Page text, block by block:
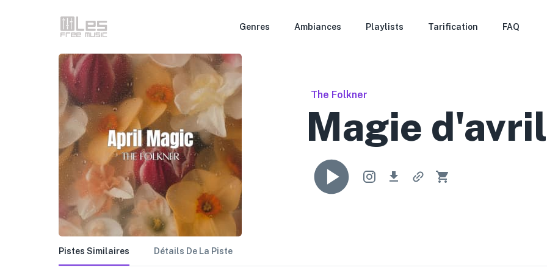
Genres Ambiances Playlists Tarification FAQ
The Folkner
Magie d'avril
Pistes Similaires Détails De La Piste